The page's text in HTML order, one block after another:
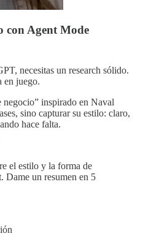
con Agent Mode
necesitas un research sólido.
en juego.
negocio” inspirado en Naval
sino capturar su estilo: claro,
hace falta.
el estilo y la forma de
Dame un resumen en 5